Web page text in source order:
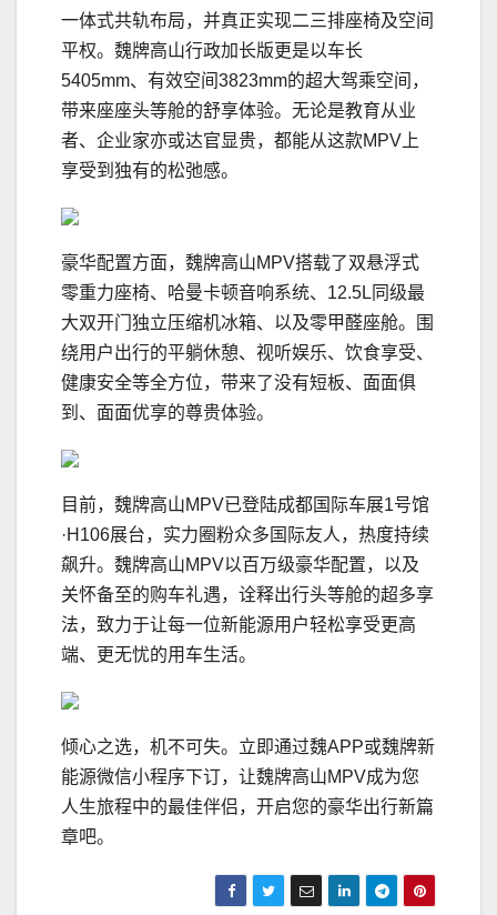
一体式共轨布局，并真正实现二三排座椅及空间
平权。魏牌高山行政加长版更是以车长
5405mm、有效空间3823mm的超大驾乘空间，
带来座座头等舱的舒享体验。无论是教育从业
者、企业家亦或达官显贵，都能从这款MPV上
享受到独有的松弛感。
豪华配置方面，魏牌高山MPV搭载了双悬浮式
零重力座椅、哈曼卡顿音响系统、12.5L同级最
大双开门独立压缩机冰箱、以及零甲醛座舱。围
绕用户出行的平躺休憩、视听娱乐、饮食享受、
健康安全等全方位，带来了没有短板、面面俱
到、面面优享的尊贵体验。
目前，魏牌高山MPV已登陆成都国际车展1号馆
·H106展台，实力圈粉众多国际友人，热度持续
飙升。魏牌高山MPV以百万级豪华配置，以及
关怀备至的购车礼遇，诠释出行头等舱的超多享
法，致力于让每一位新能源用户轻松享受更高
端、更无忧的用车生活。
倾心之选，机不可失。立即通过魏APP或魏牌新
能源微信小程序下订，让魏牌高山MPV成为您
人生旅程中的最佳伴侣，开启您的豪华出行新篇
章吧。